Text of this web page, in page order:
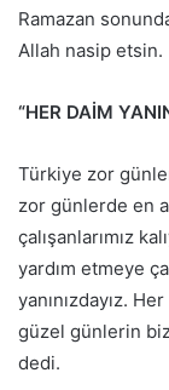
Ramazan
Allah nasip etsin.
“HER DAİM
Türkiye zor
zor günlerde en
çalışanlarımız
yardım etmeye
yanınızdayız.
güzel günlerin
dedi.